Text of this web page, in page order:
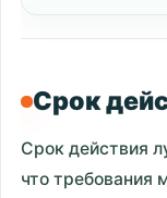
Срок
Срок действия
что требования